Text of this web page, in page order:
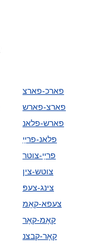
פארכ-פארצ
פארצ-פארש
פארש-פלאנ
פלאנ-פרײַ
פרײַ-צוטר
צוטש-צין
צינג-צעפּ
צעפא-קאָמ
קאָמ-קאָר
קאָר-קבצנ